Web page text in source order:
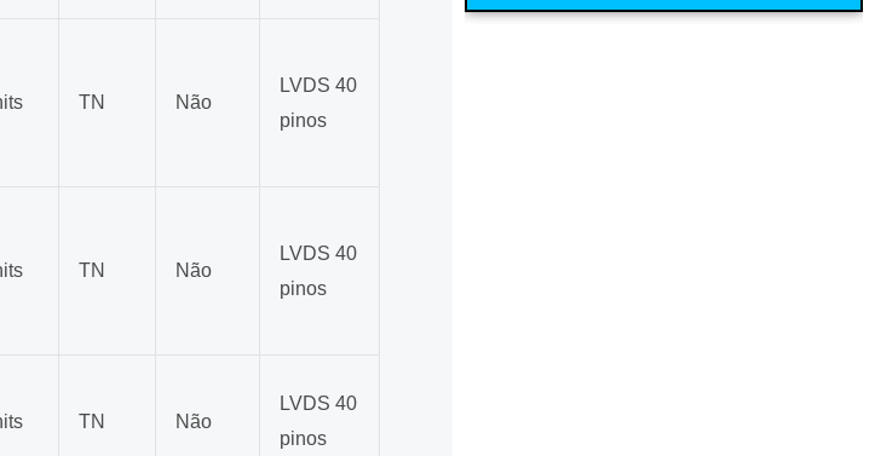
TN Não
LVDS 40
pinos
TN Não
LVDS 40
pinos
TN Não
LVDS 40
pinos